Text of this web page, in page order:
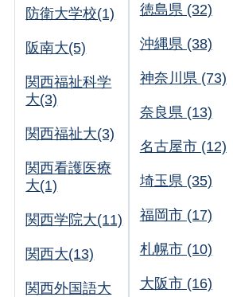
防衛大学校(1)
阪南大(5)
関西福祉科学
大(3)
関西福祉大(3)
関西看護医療
大(1)
関西学院大(11)
関西大(13)
関西外国語大
徳島県 (32)
沖縄県 (38)
神奈川県 (73)
奈良県 (13)
名古屋市 (12)
埼玉県 (35)
福岡市 (17)
札幌市 (10)
大阪市 (16)